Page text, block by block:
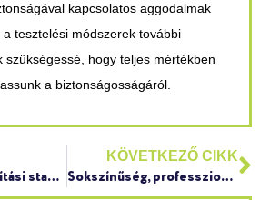
kapcsolatos aggodalmak
tesztelési módszerek további
szükségessé, hogy teljes mértékben
a biztonságosságáról.
A tökéletes kiállítási stand alapjai
KÖVETKEZŐ CIKK
Sokszínűség, professzionalizmus, állandó innováció